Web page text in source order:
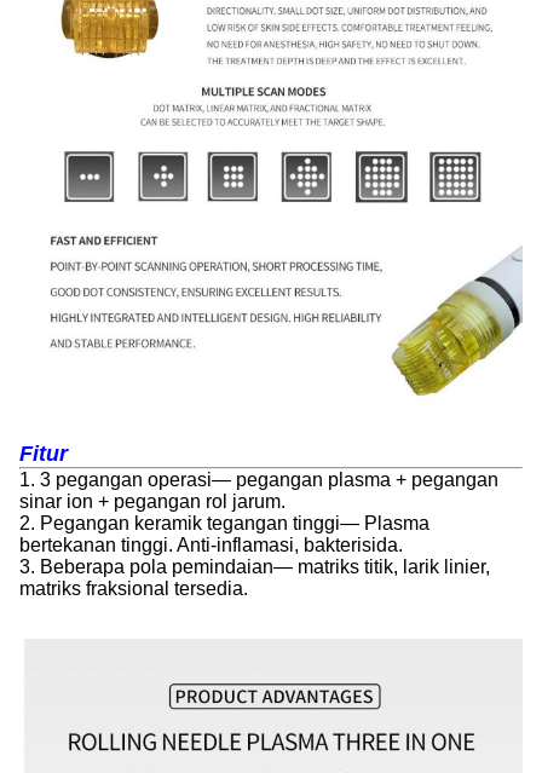
Fitur
1. 3 pegangan operasi— pegangan plasma + pegangan
sinar ion + pegangan rol jarum.
2. Pegangan keramik tegangan tinggi— Plasma
bertekanan tinggi. Anti-inflamasi, bakterisida.
3. Beberapa pola pemindaian— matriks titik, larik linier,
matriks fraksional tersedia.